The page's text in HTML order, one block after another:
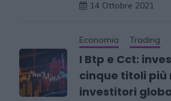
14 Ottobre 2021
Economia Trading
I Btp e Cct:
cinque titoli più
investitori